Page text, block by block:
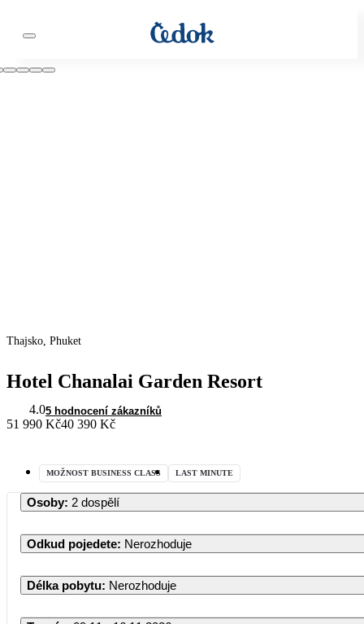
Thajsko, Phuket
Hotel Chanalai Garden Resort
4.05 hodnocení zákazníků
51 990 Kč40 390 Kč
MOŽNOST BUSINESS CLASS LAST MINUTE
Osoby: 2 dospělí
Odkud pojedete: Nerozhoduje
Délka pobytu: Nerozhoduje